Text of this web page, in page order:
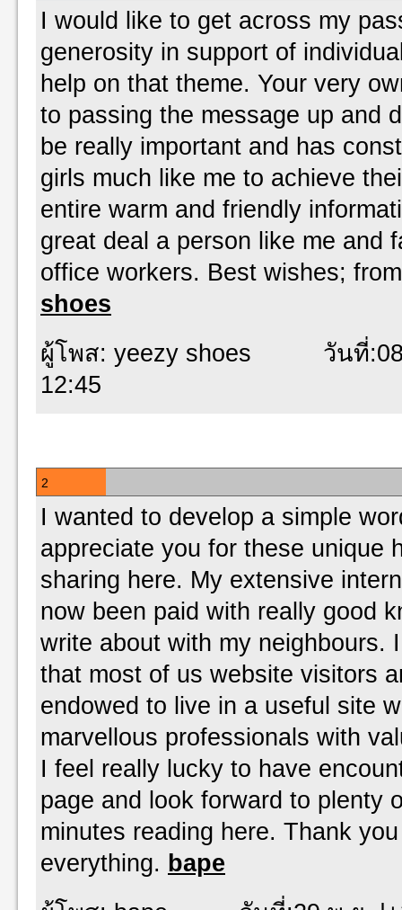
I would like to get across my
generosity in support of
help on that theme. Your very
to passing the message up and
be really important and has
girls much like me to achieve
entire warm and friendly
great deal a person like me and
office workers. Best wishes;
shoes
ผู้โพส: yeezy shoes วันที่:08
12:45
2
I wanted to develop a simple
appreciate you for these unique
sharing here. My extensive
now been paid with really good
write about with my neighbours.
that most of us website visitors
endowed to live in a useful site
marvellous professionals with
I feel really lucky to have
page and look forward to plenty
minutes reading here. Thank
everything. bape